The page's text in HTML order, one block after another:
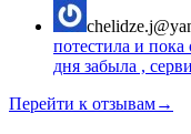
потестила и пока
дня забыла ,
Перейти к отзывам→